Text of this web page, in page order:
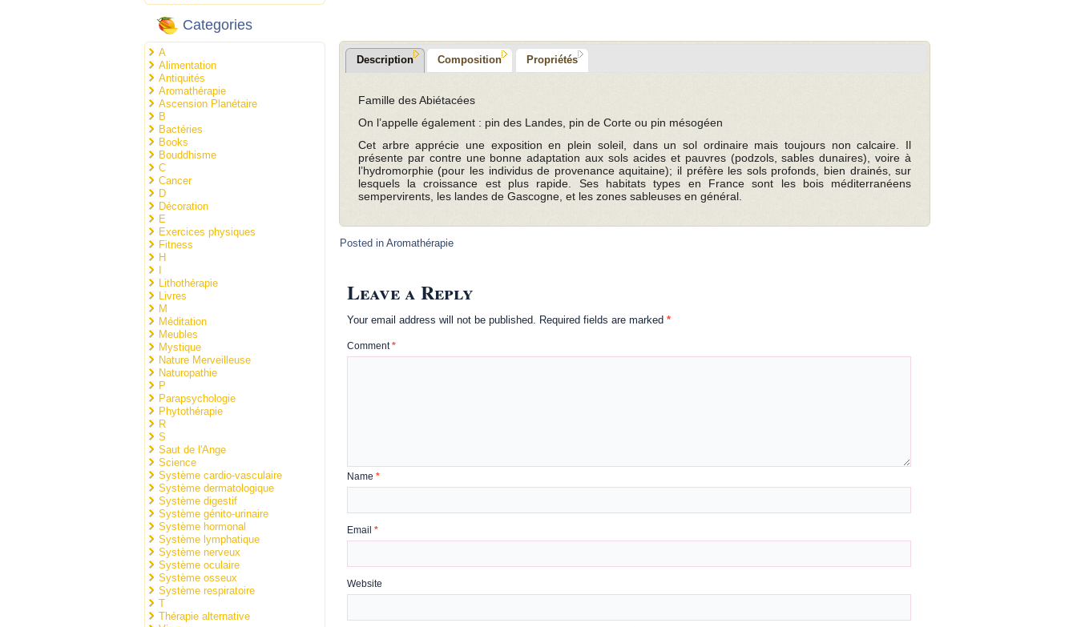
Categories
A
Alimentation
Antiquités
Aromathérapie
Ascension Planétaire
B
Bactéries
Books
Bouddhisme
C
Cancer
D
Décoration
E
Exercices physiques
Fitness
H
Lithothérapie
Livres
M
Méditation
Meubles
Mystique
Nature Merveilleuse
Naturopathie
P
Parapsychologie
Phytothérapie
R
S
Saut de l'Ange
Science
Système cardio-vasculaire
Système dermatologique
Système digestif
Système génito-urinaire
Système hormonal
Système lymphatique
Système nerveux
Système oculaire
Système osseux
Système respiratoire
T
Thérapie alternative
Description Composition Propriétés
Famille des Abiétacées
On l’appelle également : pin des Landes, pin de Corte ou pin mésogéen
Cet arbre apprécie une exposition en plein soleil, dans un sol ordinaire mais toujours non calcaire. Il
présente par contre une bonne adaptation aux sols acides et pauvres (podzols, sables dunaires), voire à
l’hydromorphie (pour les individus de provenance aquitaine); il préfère les sols profonds, bien drainés, sur
lesquels la croissance est plus rapide. Ses habitats types en France sont les bois méditerranéens
sempervirents, les landes de Gascogne, et les zones sableuses en général.
Posted in Aromathérapie
Leave a Reply
Your email address will not be published. Required fields are marked *
Comment*
Name *
Email *
Website